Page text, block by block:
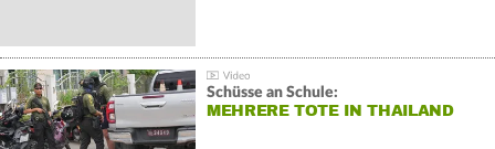
Schüsse an Schule:
MEHRERE TOTE IN THAILAND